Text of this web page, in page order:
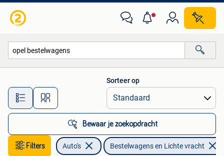
Alle afstanden…
Sorteer op
Bewaar je zoekopdracht
Filters Auto's Bestelwagens en Lichte vracht